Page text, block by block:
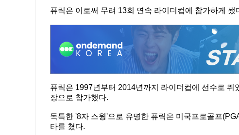
퓨릭은 이로써 무려 13회 연속 라이더컵에 참가하게 됐
퓨릭은 1997년부터 2014년까지 라이더컵에 선수로
장으로 참가했다.
독특한 '8자 스윙'으로 유명한 퓨릭은 미국프로골프
타를 쳤다.